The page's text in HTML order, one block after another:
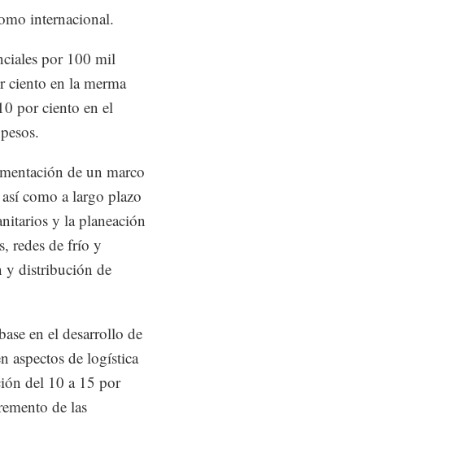
internacional.
por 100 mil
ciento en la merma
por ciento en el
de un marco
como a largo plazo
y la planeación
redes de frío y
y distribución de
en el desarrollo de
aspectos de logística
del 10 a 15 por
de las